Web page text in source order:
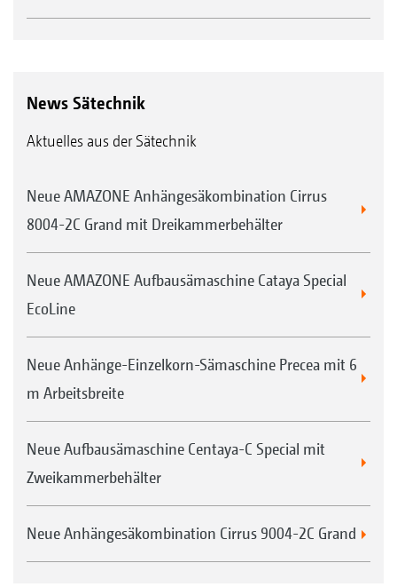
News Sätechnik
Aktuelles aus der Sätechnik
Neue AMAZONE Anhängesäkombination Cirrus
8004-2C Grand mit Dreikammerbehälter
Neue AMAZONE Aufbausämaschine Cataya Special
EcoLine
Neue Anhänge-Einzelkorn-Sämaschine Precea mit 6
m Arbeitsbreite
Neue Aufbausämaschine Centaya-C Special mit
Zweikammerbehälter
Neue Anhängesäkombination Cirrus 9004-2C Grand